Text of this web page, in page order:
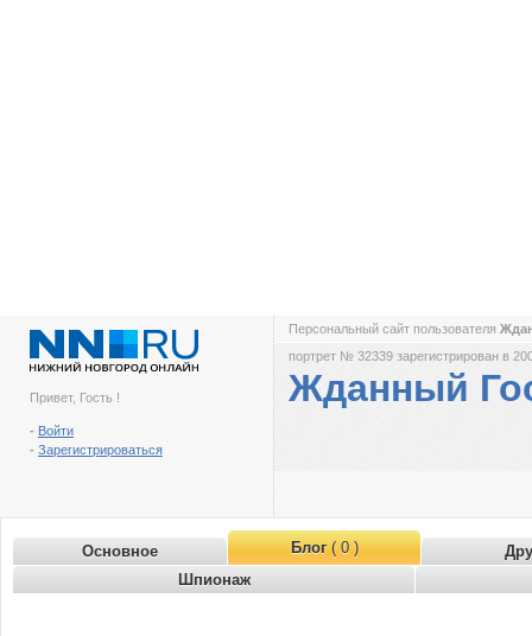
Привет, Гость !
- Войти
- Зарегистрироваться
Персональный сайт пользователя
портрет № 32339 зарегистрирован в
Жданный
Основное Блог( 0 )
Шпионаж